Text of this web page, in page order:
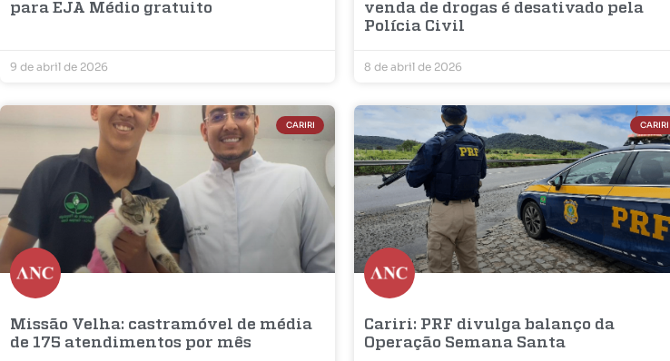
para EJA Médio gratuito
9 de abril de 2026
venda de drogas é desativado pela
Polícia Civil
8 de abril de 2026
CARIRI
Missão Velha: castramóvel de média
de 175 atendimentos por mês
CARIRI
Cariri: PRF divulga balanço da
Operação Semana Santa